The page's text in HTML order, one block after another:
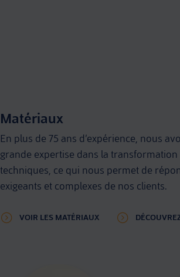
Matériaux
En plus de 75 ans d’expérience, nous
grande expertise dans la
techniques, ce qui nous permet de
exigeants et complexes de nos clients.
VOIR LES MATÉRIAUX